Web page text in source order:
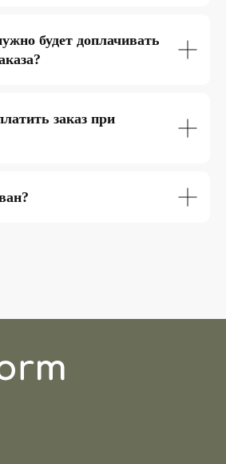
будет доплачивать
заказ при